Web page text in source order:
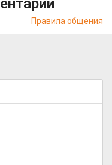
Правила общения